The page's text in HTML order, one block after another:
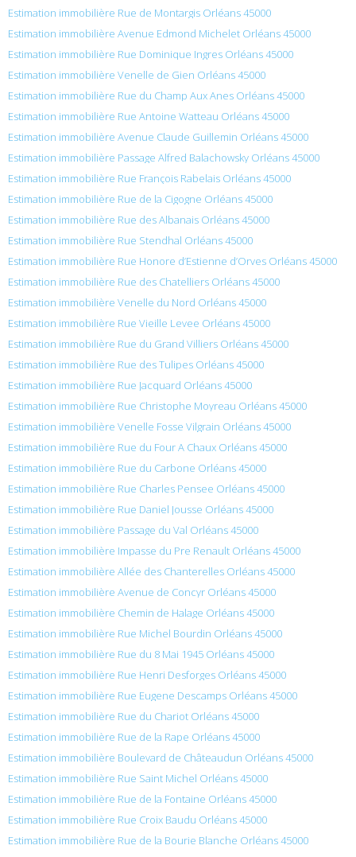
Estimation immobilière Rue de Montargis Orléans 45000
Estimation immobilière Avenue Edmond Michelet Orléans 45000
Estimation immobilière Rue Dominique Ingres Orléans 45000
Estimation immobilière Venelle de Gien Orléans 45000
Estimation immobilière Rue du Champ Aux Anes Orléans 45000
Estimation immobilière Rue Antoine Watteau Orléans 45000
Estimation immobilière Avenue Claude Guillemin Orléans 45000
Estimation immobilière Passage Alfred Balachowsky Orléans 45000
Estimation immobilière Rue François Rabelais Orléans 45000
Estimation immobilière Rue de la Cigogne Orléans 45000
Estimation immobilière Rue des Albanais Orléans 45000
Estimation immobilière Rue Stendhal Orléans 45000
Estimation immobilière Rue Honore d’Estienne d’Orves Orléans 45000
Estimation immobilière Rue des Chatelliers Orléans 45000
Estimation immobilière Venelle du Nord Orléans 45000
Estimation immobilière Rue Vieille Levee Orléans 45000
Estimation immobilière Rue du Grand Villiers Orléans 45000
Estimation immobilière Rue des Tulipes Orléans 45000
Estimation immobilière Rue Jacquard Orléans 45000
Estimation immobilière Rue Christophe Moyreau Orléans 45000
Estimation immobilière Venelle Fosse Vilgrain Orléans 45000
Estimation immobilière Rue du Four A Chaux Orléans 45000
Estimation immobilière Rue du Carbone Orléans 45000
Estimation immobilière Rue Charles Pensee Orléans 45000
Estimation immobilière Rue Daniel Jousse Orléans 45000
Estimation immobilière Passage du Val Orléans 45000
Estimation immobilière Impasse du Pre Renault Orléans 45000
Estimation immobilière Allée des Chanterelles Orléans 45000
Estimation immobilière Avenue de Concyr Orléans 45000
Estimation immobilière Chemin de Halage Orléans 45000
Estimation immobilière Rue Michel Bourdin Orléans 45000
Estimation immobilière Rue du 8 Mai 1945 Orléans 45000
Estimation immobilière Rue Henri Desforges Orléans 45000
Estimation immobilière Rue Eugene Descamps Orléans 45000
Estimation immobilière Rue du Chariot Orléans 45000
Estimation immobilière Rue de la Rape Orléans 45000
Estimation immobilière Boulevard de Châteaudun Orléans 45000
Estimation immobilière Rue Saint Michel Orléans 45000
Estimation immobilière Rue de la Fontaine Orléans 45000
Estimation immobilière Rue Croix Baudu Orléans 45000
Estimation immobilière Rue de la Bourie Blanche Orléans 45000